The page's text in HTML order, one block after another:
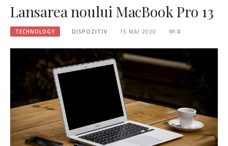
Lansarea noului MacBook Pro 13
TECHNOLOGY DISPOZITIV 15 MAI 2020 0